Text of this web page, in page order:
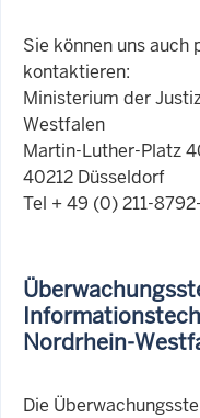
Sie können uns
kontaktieren:
Ministerium der
Westfalen
Martin-Luther-Platz
40212 Düsseldorf
Tel + 49 (0) 211-
Nordrhein-
Die